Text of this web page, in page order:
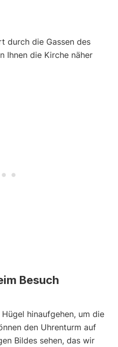
durch die Gassen des
Ihnen die Kirche näher
Besuch
hinaufgehen, um die
den Uhrenturm auf
Bildes sehen, das wir